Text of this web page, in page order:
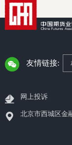
友情链接:
网上投诉
北京市西城区金